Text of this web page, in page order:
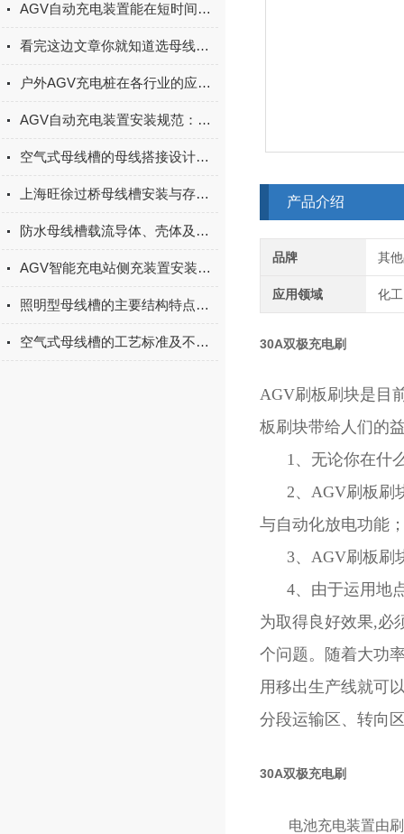
AGV自动充电装置能在短时间满足agv充电要求
看完这边文章你就知道选母线槽好还是电缆好
户外AGV充电桩在各行业的应用案例
AGV自动充电装置安装规范：定位精度校准、安全防护（防过载）与布线要点
空气式母线槽的母线搭接设计原则
上海旺徐过桥母线槽安装与存放的基本准则
防水母线槽载流导体、壳体及绝缘材料组成分析
AGV智能充电站侧充装置安装调试、日常维护与使用注意事项全解
照明型母线槽的主要结构特点和性能概述
空气式母线槽的工艺标准及不同部分的安装
产品介绍
品牌 其
应用领域 化
30A双极充电刷
AGV刷板刷块是目
板刷块带给人们的
1、无论你在什么
2、AGV刷板刷块
与自动化放电功能
3、AGV刷板刷
4、由于运用地
为取得良好效果,必
个问题。随着大功
用移出生产线就可
分段运输区、转向
30A双极充电刷
电池充电装置由刷